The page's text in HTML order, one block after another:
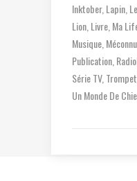
Inktober Lapin
Lion Livre Ma
Musique
Publication
Série TV
Un Monde De